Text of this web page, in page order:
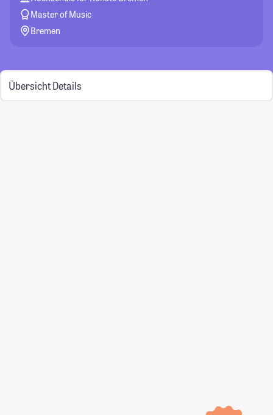
Master of Music
Bremen
Übersicht Details